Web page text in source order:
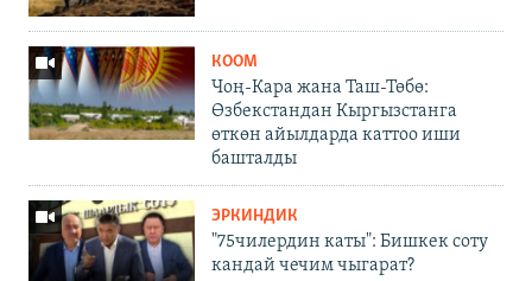
КООМ
Чоң-Кара жана Таш-Төбө:
Өзбекстандан Кыргызстанга
өткөн айылдарда каттоо иши
башталды
ЭРКИНДИК
"75чилердин каты": Бишкек соту
кандай чечим чыгарат?